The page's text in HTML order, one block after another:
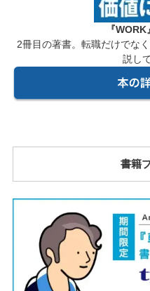
『WORK』
2冊目の著書。転職だけでな
説し
書籍